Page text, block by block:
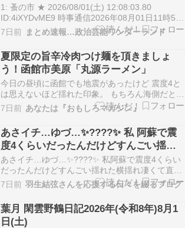
1: 蚤の市 ★ 2026/08/01(土) 12:08:03.80
ID:4iXYDvME9 時事通信2026年08月01日11時51
分配信 https://www.jiji.com/jc/article?k=2026 […]
The post 【速報】北海道と青森で震度４の揺…
7日前 まとめ速報…政治芸能ワンダーランド
夏限定の旨辛冷肉つけ麺を頂きましょ
う！函館市美原「丸源ラーメン」
今日の昼頃に函館でも地震があったけど 震度4と
は思えないほど揺れた印象。 もちろん海側だとか
陸側だとか 低い土地だとか山側だとかで 揺れや
感じ方は違うんだろうけど 今日の地震はここ数年
の地震の中でも 自分の体感的には1番揺れた印
象。 家に帰ったら 床にモノが落ちてたしね。 こ
こ…
7日前 あなたは『おもしろマガジン』
あさイチ…ゆづ…✨????✨ 私 阿蘇で震
度4くらいだったんだけどすんごい揺れ
た 横揺れ凄くて直ぐにテレビつけて震度
確かめた コレで4？ 余震も続いてる 次
第に入ってくる情報に絶句
あさイチ…ゆづ…✨????✨ 私阿蘇で震度4くらい
だったんだけどすんごい揺れた横揺れ凄くて直ぐ
にテレビつけて震度確かめたコレで4？余震も続
いてる次第に入ってくる情報に絶句 そんな中#羽
生くん のあさイチ…#羽生くん 滑ってるだ […]
7日前 羽生結弦さんを応援する日々を綴るブログ
葉月 閑雲野鶴日記2026年(令和8年)8月1
日(土)